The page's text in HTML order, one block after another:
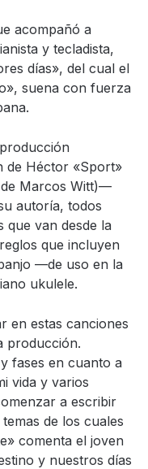
acompañó a
y tecladista,
días», del cual el
suena con fuerza
de Héctor «Sport»
de Marcos Witt)—
autoría, todos
van desde la
que incluyen
—de uso en la
ukulele.
en estas canciones
producción.
fases en cuanto a
vida y varios
a escribir
de los cuales
comenta el joven
y nuestros días